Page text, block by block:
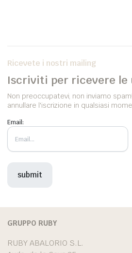
Ricevete i nostri mailing
Iscriviti per ricevere
Non preoccupatevi, non inviamo
annullare l'iscrizione in qualsiasi
Email:
GRUPPO RUBY
RUBY ABALORIO S.L.